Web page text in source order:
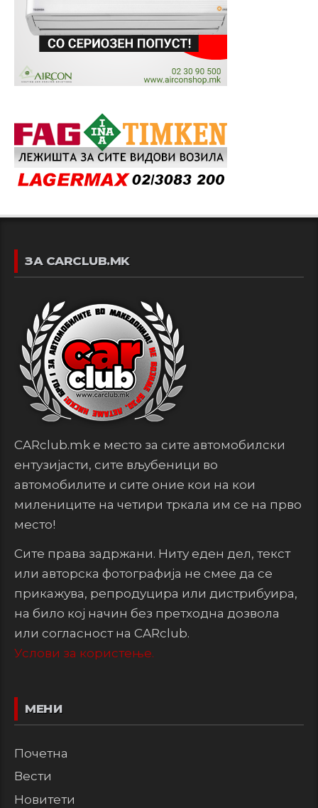
ЗА CARCLUB.MK
CARclub.mk е место за сите автомобилски
ентузијасти, сите вљубеници во
автомобилите и сите оние кои на кои
милениците на четири тркала им се на прво
место!
Сите права задржани. Ниту еден дел, текст
или авторска фотографија не смее да се
прикажува, репродуцира или дистрибуира,
на било кој начин без претходна дозвола
или согласност на CARclub.
Услови за користење.
МЕНИ
Почетна
Вести
Новитети